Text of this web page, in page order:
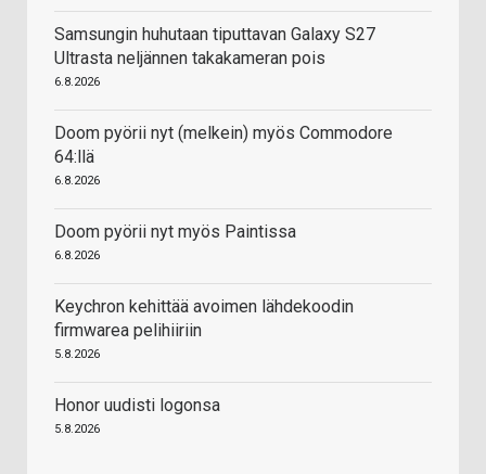
Samsungin huhutaan tiputtavan Galaxy S27
Ultrasta neljännen takakameran pois
6.8.2026
Doom pyörii nyt (melkein) myös Commodore
64:llä
6.8.2026
Doom pyörii nyt myös Paintissa
6.8.2026
Keychron kehittää avoimen lähdekoodin
firmwarea pelihiiriin
5.8.2026
Honor uudisti logonsa
5.8.2026